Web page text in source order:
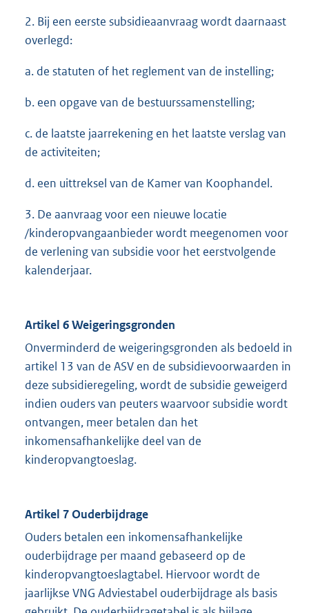
2. Bij een eerste subsidieaanvraag wordt daarnaast
overlegd:
a. de statuten of het reglement van de instelling;
b. een opgave van de bestuurssamenstelling;
c. de laatste jaarrekening en het laatste verslag van
de activiteiten;
d. een uittreksel van de Kamer van Koophandel.
3. De aanvraag voor een nieuwe locatie
/kinderopvangaanbieder wordt meegenomen voor
de verlening van subsidie voor het eerstvolgende
kalenderjaar.
Artikel 6 Weigeringsgronden
Onverminderd de weigeringsgronden als bedoeld in
artikel 13 van de ASV en de subsidievoorwaarden in
deze subsidieregeling, wordt de subsidie geweigerd
indien ouders van peuters waarvoor subsidie wordt
ontvangen, meer betalen dan het
inkomensafhankelijke deel van de
kinderopvangtoeslag.
Artikel 7 Ouderbijdrage
Ouders betalen een inkomensafhankelijke
ouderbijdrage per maand gebaseerd op de
kinderopvangtoeslagtabel. Hiervoor wordt de
jaarlijkse VNG Adviestabel ouderbijdrage als basis